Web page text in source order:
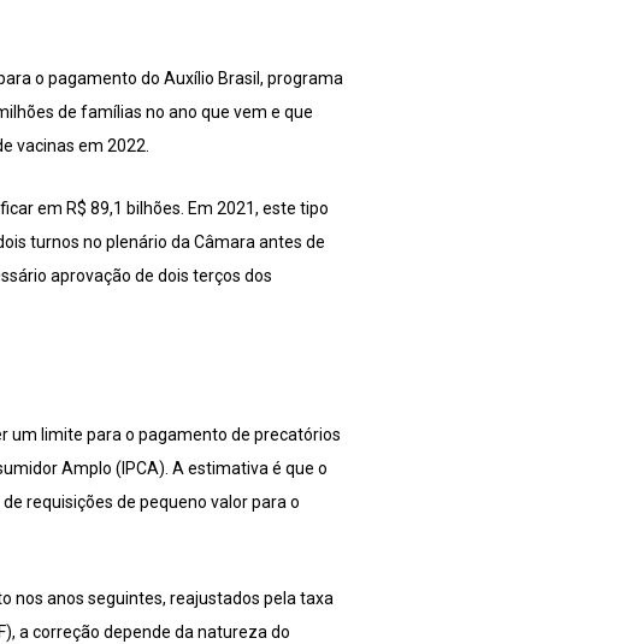
o pagamento do Auxílio Brasil, programa
de famílias no ano que vem e que
vacinas em 2022.
em R$ 89,1 bilhões. Em 2021, este tipo
turnos no plenário da Câmara antes de
aprovação de dois terços dos
um limite para o pagamento de precatórios
Amplo (IPCA). A estimativa é que o
requisições de pequeno valor para o
nos anos seguintes, reajustados pela taxa
a correção depende da natureza do